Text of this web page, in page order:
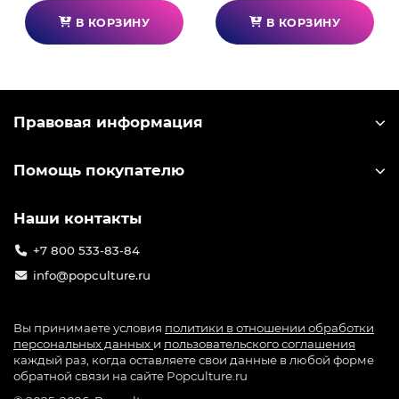
В КОРЗИНУ В КОРЗИНУ
Правовая информация
Помощь покупателю
Наши контакты
+7 800 533-83-84
info@popculture.ru
Вы принимаете условия политики в отношении обработки
персональных данных и пользовательского соглашения
каждый раз, когда оставляете свои данные в любой форме
обратной связи на сайте Popculture.ru